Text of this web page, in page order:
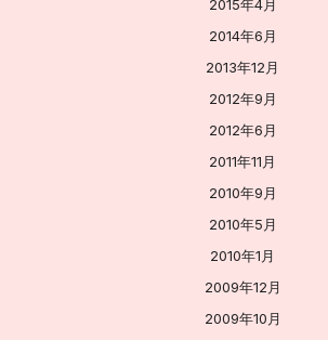
2015年4月
2014年6月
2013年12月
2012年9月
2012年6月
2011年11月
2010年9月
2010年5月
2010年1月
2009年12月
2009年10月